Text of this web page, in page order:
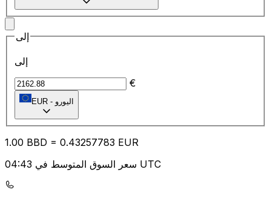
إلى
إلى
€
EUR - اليورو
1.00 BBD = 0.43257783 EUR
سعر السوق المتوسط في 04:43 UTC